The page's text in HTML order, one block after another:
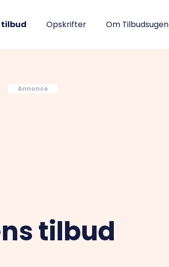
tilbud Opskrifter Om Tilbudsugen
Annonce
tilbud